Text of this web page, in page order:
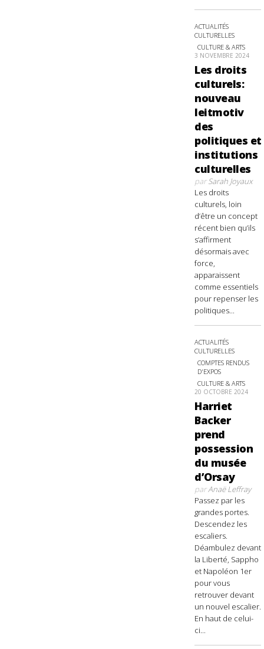
ACTUALITÉS
CULTURELLES
CULTURE & ARTS
3 NOVEMBRE 2024
Les droits
culturels:
nouveau
leitmotiv
des
politiques et
institutions
culturelles
parSarah Joyaux
Les droits
culturels, loin
d’être un concept
récent bien qu’ils
s’affirment
désormais avec
force,
apparaissent
comme essentiels
pour repenser les
politiques...
ACTUALITÉS
CULTURELLES
COMPTES RENDUS
D'EXPOS
CULTURE & ARTS
20 OCTOBRE 2024
Harriet
Backer
prend
possession
du musée
d’Orsay
parAnaë Leffray
Passez par les
grandes portes.
Descendez les
escaliers.
Déambulez devant
la Liberté, Sappho
et Napoléon 1er
pour vous
retrouver devant
un nouvel escalier.
En haut de celui-
ci...